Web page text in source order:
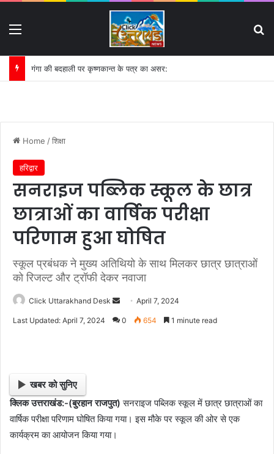
इमलीखेड़ा में जल खंडित होने पर भड़के कांवड़िए:
Home /शिक्षा
हरिद्वार
सनराइज पब्लिक स्कूल के छात्र
छात्राओं का वार्षिक परीक्षा
परिणाम हुआ घोषित
स्कूल प्रबंधक ने मुख्य अतिथियो के साथ मिलकर छात्र छात्राओं
को रिजल्ट और ट्रॉफी देकर नवाजा
Click Uttarakhand Desk
e
m
a
April 7, 2024
Last Updated: April 7, 2024 0 654 1 minute read
खबर को सुनिए
क्लिक उत्तराखंड:-(बुरहान राजपुत)सनराइज पब्लिक स्कूल में छात्र छात्राओं का
वार्षिक परीक्षा परिणाम घोषित किया गया। इस मौके पर स्कूल की ओर से एक
कार्यक्रम का आयोजन किया गया।